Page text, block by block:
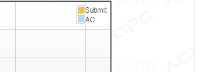
Submit
AC